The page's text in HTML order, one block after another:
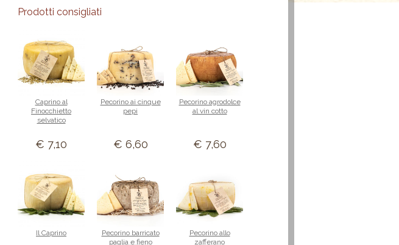
Prodotti consigliati
Caprino al
Finocchietto
selvatico
€ 7,10
Pecorino ai cinque
pepi
€ 6,60
Pecorino agrodolce
al vin cotto
€ 7,60
Il Caprino
Pecorino barricato
paglia e fieno
Pecorino allo
zafferano